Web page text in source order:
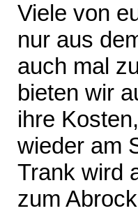
Viele von
nur aus
auch mal
bieten wir
ihre
wieder am
Trank wird
zum